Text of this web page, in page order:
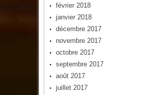
février 2018
janvier 2018
décembre 2017
novembre 2017
octobre 2017
septembre 2017
août 2017
juillet 2017